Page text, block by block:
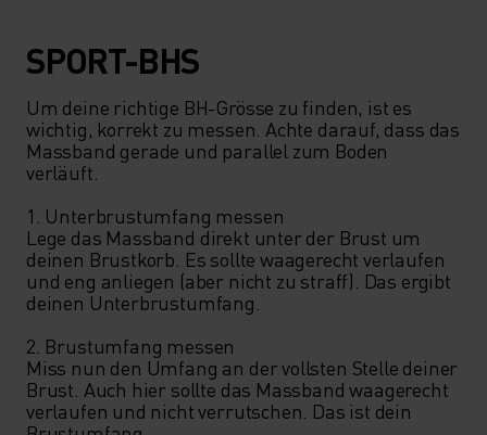
SPORT-BHS
Um deine richtige BH-Grösse zu finden, ist es
wichtig, korrekt zu messen. Achte darauf, dass das
Massband gerade und parallel zum Boden
verläuft.
1. Unterbrustumfang messen
Lege das Massband direkt unter der Brust um
deinen Brustkorb. Es sollte waagerecht verlaufen
und eng anliegen (aber nicht zu straff). Das ergibt
deinen Unterbrustumfang.
2. Brustumfang messen
Miss nun den Umfang an der vollsten Stelle deiner
Brust. Auch hier sollte das Massband waagerecht
verlaufen und nicht verrutschen. Das ist dein